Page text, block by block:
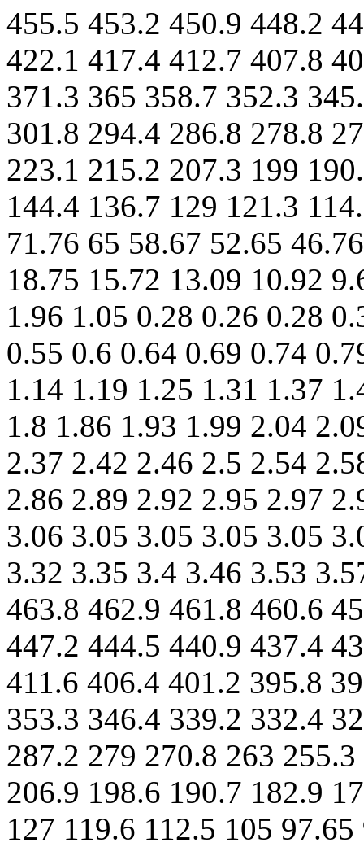
455.5 453.2 450.9 448.2
422.1 417.4 412.7 407.8
371.3 365 358.7 352.3
301.8 294.4 286.8 278.8
223.1 215.2 207.3 199
144.4 136.7 129 121.3
71.76 65 58.67 52.65
18.75 15.72 13.09 10.92
1.96 1.05 0.28 0.26 0.28
0.55 0.6 0.64 0.69 0.74
1.14 1.19 1.25 1.31 1.37
1.8 1.86 1.93 1.99 2.04
2.37 2.42 2.46 2.5 2.54
2.86 2.89 2.92 2.95 2.97
3.06 3.05 3.05 3.05 3.05
3.32 3.35 3.4 3.46 3.53
463.8 462.9 461.8 460.6
447.2 444.5 440.9 437.4
411.6 406.4 401.2 395.8
353.3 346.4 339.2 332.4
287.2 279 270.8 263
206.9 198.6 190.7 182.9
127 119.6 112.5 105